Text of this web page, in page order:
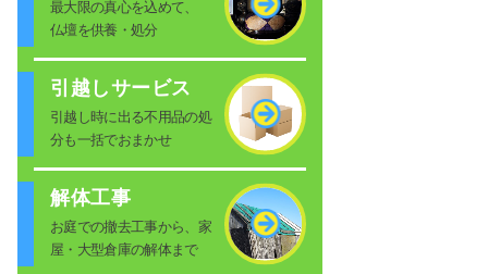
最大限の真心を込めて、
仏壇を供養・処分
引越しサービス
引越し時に出る不用品の処
分も一括でおまかせ
解体工事
お庭での撤去工事から、家
屋・大型倉庫の解体まで